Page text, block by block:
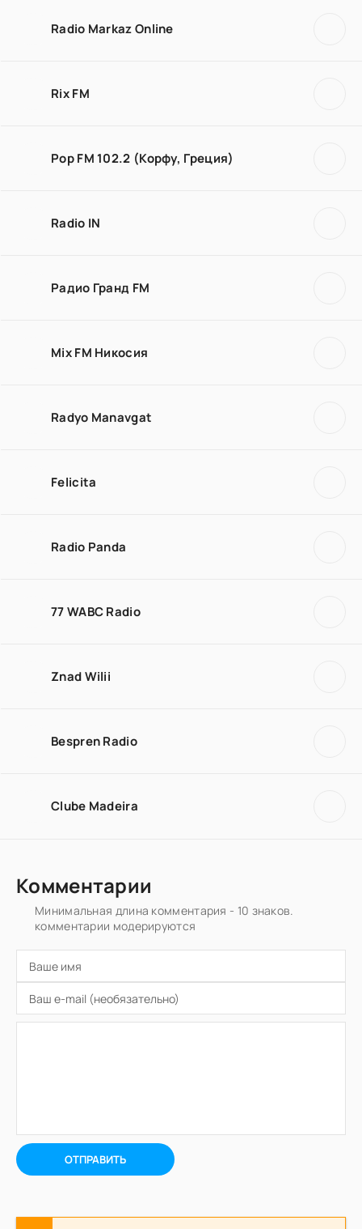
Radio Markaz Online
Rix FM
Pop FM 102.2 (Корфу, Греция)
Radio IN
Радио Гранд FM
Mix FM Никосия
Radyo Manavgat
Felicita
Radio Panda
77 WABC Radio
Znad Wilii
Bespren Radio
Clube Madeira
Комментарии
Минимальная длина комментария - 10 знаков.
комментарии модерируются
ОТПРАВИТЬ